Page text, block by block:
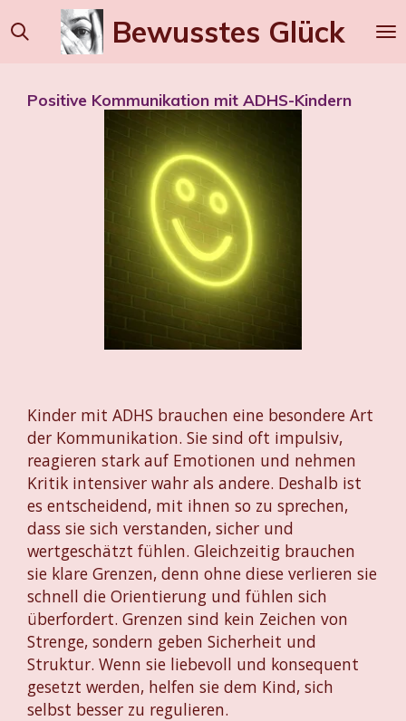
Zum
Hauptinhalt
Bewusstes Glück
Positive Kommunikation mit ADHS-Kindern
Kinder mit ADHS brauchen eine besondere Art
der Kommunikation. Sie sind oft impulsiv,
reagieren stark auf Emotionen und nehmen
Kritik intensiver wahr als andere. Deshalb ist
es entscheidend, mit ihnen so zu sprechen,
dass sie sich verstanden, sicher und
wertgeschätzt fühlen. Gleichzeitig brauchen
sie klare Grenzen, denn ohne diese verlieren sie
schnell die Orientierung und fühlen sich
überfordert. Grenzen sind kein Zeichen von
Strenge, sondern geben Sicherheit und
Struktur. Wenn sie liebevoll und konsequent
gesetzt werden, helfen sie dem Kind, sich
selbst besser zu regulieren.